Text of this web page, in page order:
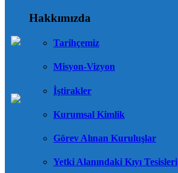
Hakkımızda
Tarihçemiz
Misyon-Vizyon
İştirakler
Kurumsal Kimlik
Görev Alınan Kuruluşlar
Yetki Alanındaki Kıyı Tesisleri